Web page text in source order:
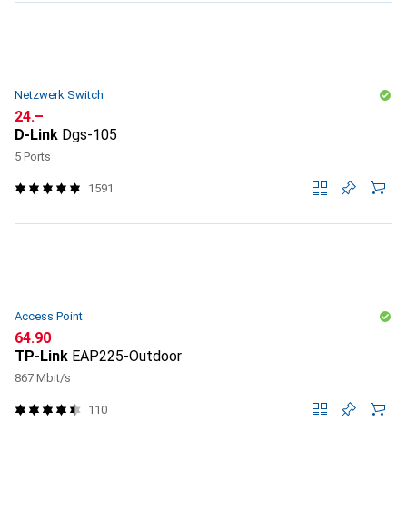
Netzwerk Switch
CHF
24.–
D-Link Dgs-105
5 Ports
1591
Access Point
CHF
64.90
TP-Link EAP225-Outdoor
867 Mbit/s
110